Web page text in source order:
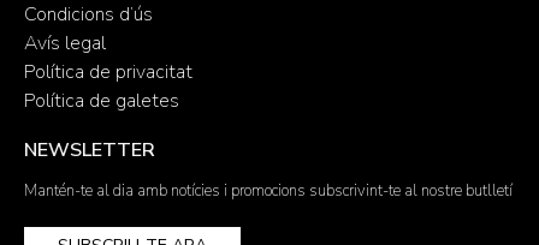
Condicions d’ús
Avís legal
Política de privacitat
Política de galetes
NEWSLETTER
Mantén-te al dia amb notícies i promocions subscrivint-te al nostre butlletí